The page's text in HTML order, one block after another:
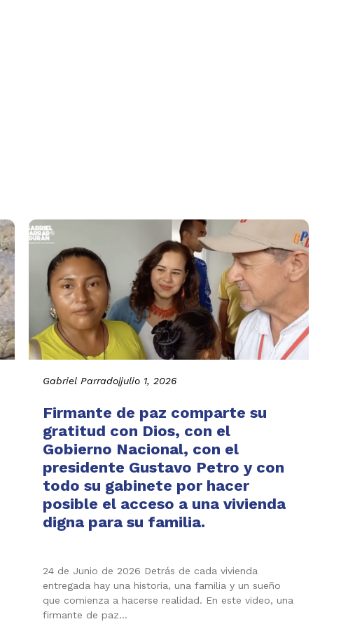
Gabriel Parrado|julio 1, 2026
Firmante de paz comparte su
gratitud con Dios, con el
Gobierno Nacional, con el
presidente Gustavo Petro y con
todo su gabinete por hacer
posible el acceso a una vivienda
digna para su familia.
24 de Junio de 2026 Detrás de cada vivienda
entregada hay una historia, una familia y un sueño
que comienza a hacerse realidad. En este video, una
firmante de paz…